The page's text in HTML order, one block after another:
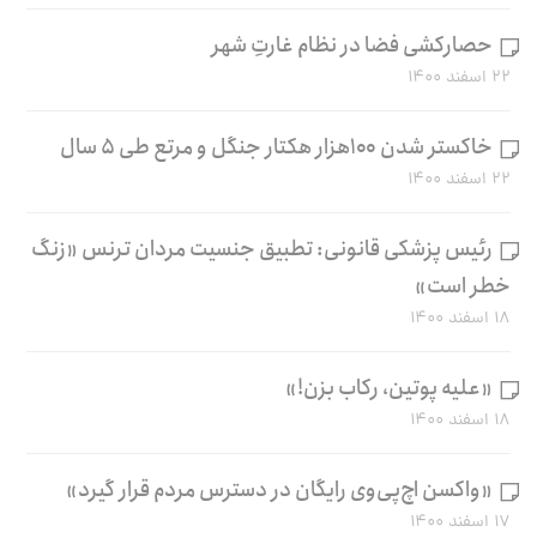
حصارکشی فضا در نظام غارتِ شهر
۲۲ اسفند ۱۴۰۰
خاکستر شدن ۱۰۰هزار هکتار جنگل و مرتع طی ۵ سال
۲۲ اسفند ۱۴۰۰
رئیس پزشکی قانونی: تطبیق جنسیت مردان ترنس «زنگ
خطر است»
۱۸ اسفند ۱۴۰۰
«علیه پوتین، رکاب بزن!»
۱۸ اسفند ۱۴۰۰
«واکسن اچ‌پی‌وی رایگان در دسترس مردم قرار گیرد»
۱۷ اسفند ۱۴۰۰